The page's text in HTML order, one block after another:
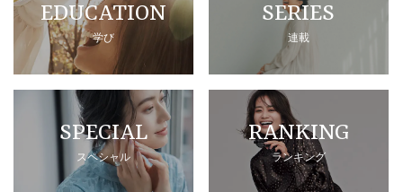
EDUCATION
学び
SERIES
連載
SPECIAL
スペシャル
RANKING
ランキング